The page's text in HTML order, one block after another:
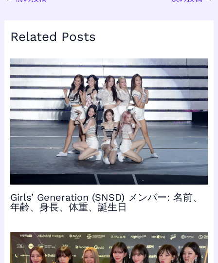
Related Posts
Girls’ Generation (SNSD) メンバー: 名前、
年齢、身長、体重、誕生日